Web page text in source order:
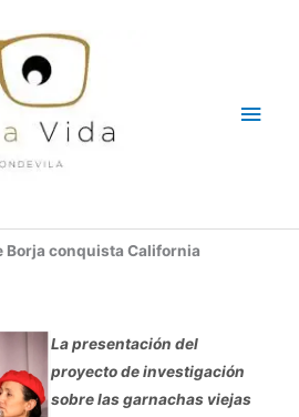
Borja conquista California
La presentación del
proyecto de investigación
sobre las garnachas viejas